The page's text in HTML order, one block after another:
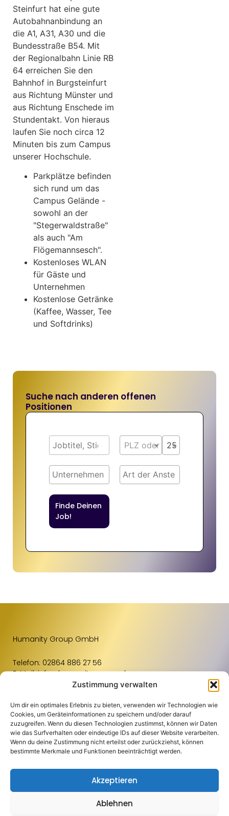
Zustimmung verwalten
Um dir ein optimales Erlebnis zu bieten, verwenden wir Technologien wie
Cookies, um Geräteinformationen zu speichern und/oder darauf
zuzugreifen. Wenn du diesen Technologien zustimmst, können wir Daten
wie das Surfverhalten oder eindeutige IDs auf dieser Website verarbeiten.
Wenn du deine Zustimmung nicht erteilst oder zurückziehst, können
bestimmte Merkmale und Funktionen beeinträchtigt werden.
Akzeptieren
Ablehnen
Steinfurt hat eine gute
Autobahnanbindung an
die A1, A31, A30 und die
Bundesstraße B54. Mit
der Regionalbahn Linie RB
64 erreichen Sie den
Bahnhof in Burgsteinfurt
aus Richtung Münster und
aus Richtung Enschede im
Stundentakt. Von hieraus
laufen Sie noch circa 12
Minuten bis zum Campus
unserer Hochschule.
Parkplätze befinden
sich rund um das
Campus Gelände -
sowohl an der
"Stegerwaldstraße"
als auch "Am
Flögemannsesch".
Kostenloses WLAN
für Gäste und
Unternehmen
Kostenlose Getränke
(Kaffee, Wasser, Tee
und Softdrinks)
Suche nach anderen offenen
Positionen
PLZ oder Ort25 km
Finde Deinen
Job!
Humanity Group GmbH
Telefon: 02864 886 27 56
E-Mail:info@humanity-group.de
Links
Für Unternehmen
Für Bewerbende
Weiteres
Kontakt
Impressum
Compliance
Standorte
Raum Osnabrück
Raum Münster